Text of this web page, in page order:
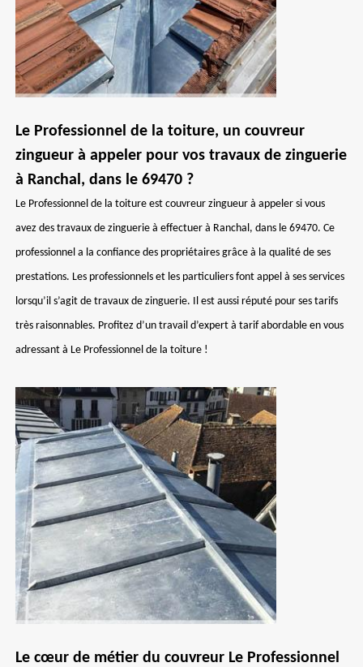
Le Professionnel de la toiture, un couvreur
zingueur à appeler pour vos travaux de zinguerie
à Ranchal, dans le 69470 ?
Le Professionnel de la toiture est couvreur zingueur à appeler si vous
avez des travaux de zinguerie à effectuer à Ranchal, dans le 69470. Ce
professionnel a la confiance des propriétaires grâce à la qualité de ses
prestations. Les professionnels et les particuliers font appel à ses services
lorsqu’il s’agit de travaux de zinguerie. Il est aussi réputé pour ses tarifs
très raisonnables. Profitez d’un travail d’expert à tarif abordable en vous
adressant à Le Professionnel de la toiture !
Le cœur de métier du couvreur Le Professionnel